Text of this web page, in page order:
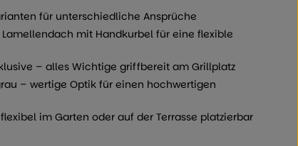
für unterschiedliche Ansprüche
mit Handkurbel für eine flexible
– alles Wichtige griffbereit am Grillplatz
– wertige Optik für einen hochwertigen
im Garten oder auf der Terrasse platzierbar